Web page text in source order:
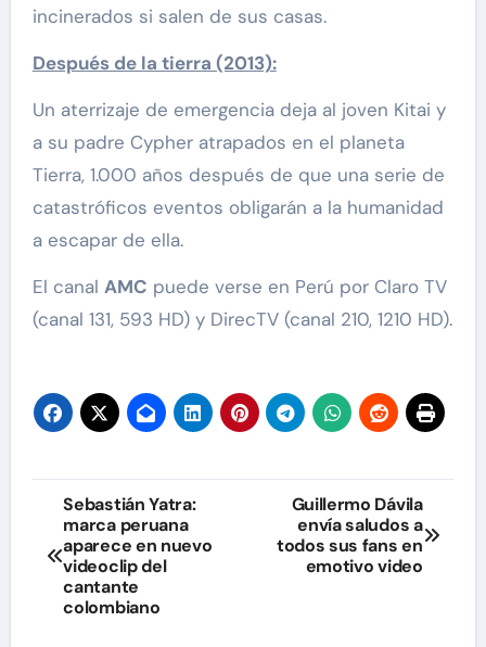
incinerados si salen de sus casas.
Después de la tierra (2013):
Un aterrizaje de emergencia deja al joven Kitai y
a su padre Cypher atrapados en el planeta
Tierra, 1.000 años después de que una serie de
catastróficos eventos obligarán a la humanidad
a escapar de ella.
El canal AMC puede verse en Perú por Claro TV
(canal 131, 593 HD) y DirecTV (canal 210, 1210 HD).
Navegación
de
entradas
Sebastián Yatra:
marca peruana
aparece en nuevo
videoclip del
cantante
colombiano
Guillermo Dávila
envía saludos a
todos sus fans en
emotivo video